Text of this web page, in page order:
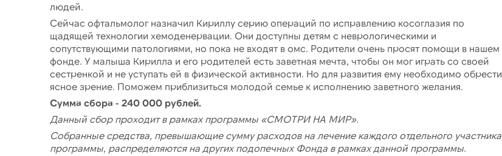
людей.
Сейчас офтальмолог назначил Кириллу серию операций по исправлению косоглазия по
щадящей технологии хемоденервации. Они доступны детям с неврологическими и
сопутствующими патологиями, но пока не входят в омс. Родители очень просят помощи в нашем
фонде. У малыша Кирилла и его родителей есть заветная мечта, чтобы он мог играть со своей
сестренкой и не уступать ей в физической активности. Но для развития ему необходимо обрести
ясное зрение. Поможем приблизиться молодой семье к исполнению заветного желания.
Сумма сбора - 240 000 рублей.
Данный сбор проходит в рамках программы «СМОТРИ НА МИР».
Собранные средства, превышающие сумму расходов на лечение каждого отдельного участника
программы, распределяются на других подопечных Фонда в рамках данной программы.